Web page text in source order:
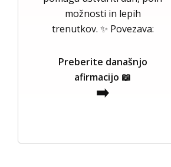
možnosti in lepih
trenutkov. ✨ Povezava:
Preberite današnjo
afirmacijo 📖
➡️